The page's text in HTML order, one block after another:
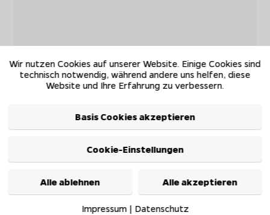
Wir nutzen Cookies auf unserer Website. Einige Cookies sind
technisch notwendig, während andere uns helfen, diese
Website und Ihre Erfahrung zu verbessern.
Basis Cookies akzeptieren
Cookie-Einstellungen
Alle ablehnen Alle akzeptieren
Impressum| Datenschutz